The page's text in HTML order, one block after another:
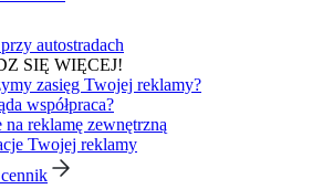
autostradach
SIĘ WIĘCEJ!
zasięg Twojej reklamy?
współpraca?
na reklamę zewnętrzną
Twojej reklamy